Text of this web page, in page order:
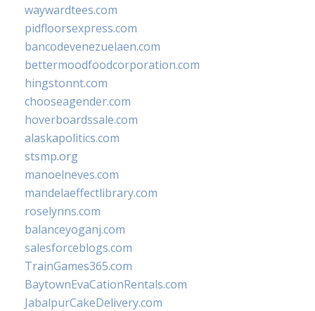
waywardtees.com
pidfloorsexpress.com
bancodevenezuelaen.com
bettermoodfoodcorporation.com
hingstonnt.com
chooseagender.com
hoverboardssale.com
alaskapolitics.com
stsmp.org
manoelneves.com
mandelaeffectlibrary.com
roselynns.com
balanceyoganj.com
salesforceblogs.com
TrainGames365.com
BaytownEvaCationRentals.com
JabalpurCakeDelivery.com